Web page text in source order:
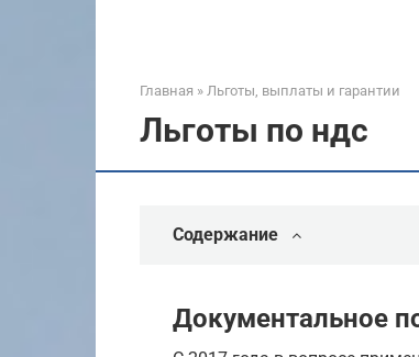
Главная » Льготы, выплаты и гарантии
Льготы по ндс
Содержание
Документальное